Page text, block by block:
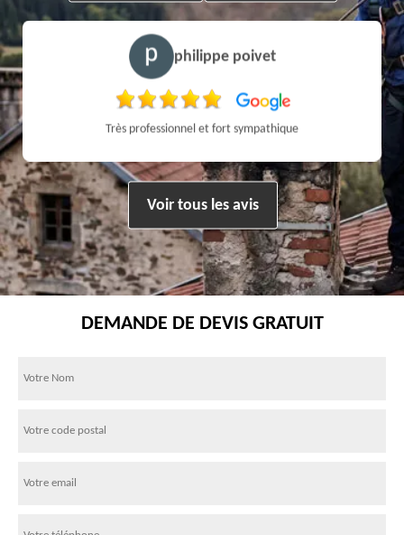
philippe poivet
Très professionnel et fort sympathique
Voir tous les avis
DEMANDE DE DEVIS GRATUIT